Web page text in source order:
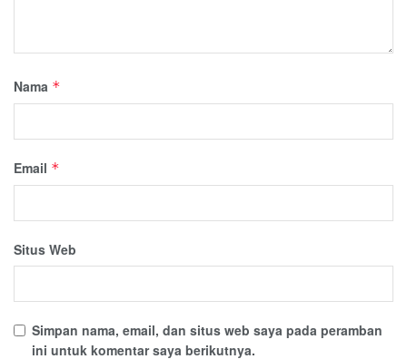
Nama *
Email *
Situs Web
Simpan nama, email, dan situs web saya pada peramban
ini untuk komentar saya berikutnya.